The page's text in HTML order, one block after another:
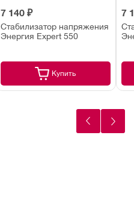
7 140 ₽
Стабилизатор напряжения
Энергия Expert 550
Купить
7